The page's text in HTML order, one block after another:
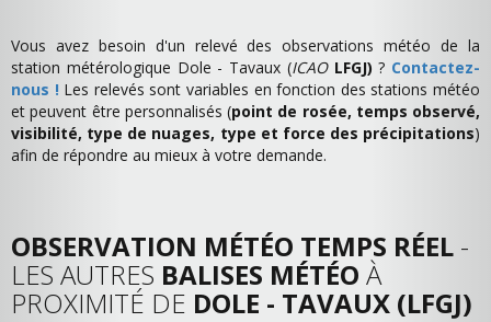
Vous avez besoin d'un relevé des observations météo de la
station métérologique Dole - Tavaux (ICAO LFGJ) ? Contactez-
nous ! Les relevés sont variables en fonction des stations météo
et peuvent être personnalisés (point de rosée, temps observé,
visibilité, type de nuages, type et force des précipitations)
afin de répondre au mieux à votre demande.
OBSERVATION MÉTÉO TEMPS RÉEL -
LES AUTRES BALISES MÉTÉO À
PROXIMITÉ DE DOLE - TAVAUX (LFGJ)